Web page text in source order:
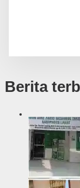
Berita